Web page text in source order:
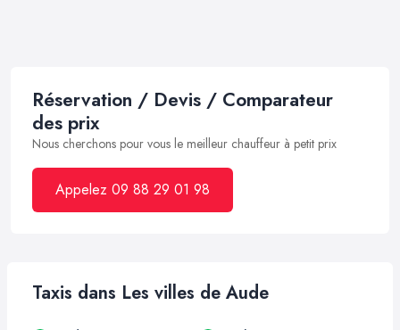
Réservation / Devis / Comparateur
des prix
Nous cherchons pour vous le meilleur chauffeur à petit prix
Appelez 09 88 29 01 98
Taxis dans Les villes de Aude